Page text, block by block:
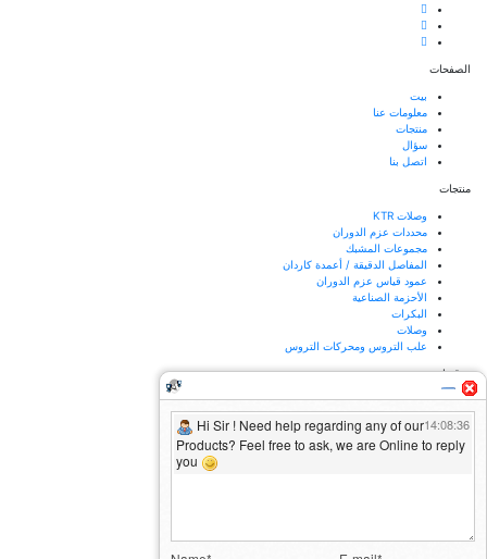
الصفحات
بيت
معلومات عنا
منتجات
سؤال
اتصل بنا
منتجات
وصلات KTR
محددات عزم الدوران
مجموعات المشبك
المفاصل الدقيقة / أعمدة كاردان
عمود قياس عزم الدوران
الأحزمة الصناعية
البكرات
وصلات
علب التروس ومحركات التروس
موقعنا